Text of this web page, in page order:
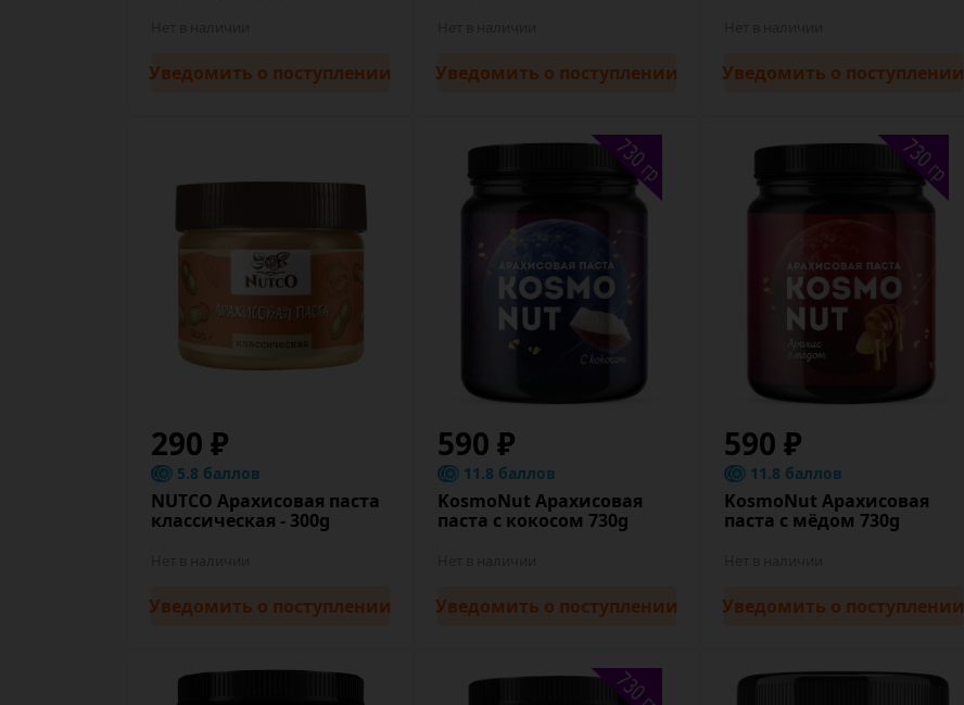
Уведомить о поступлении Уведомить о поступлении Уведомить о поступлении
290 ₽
5.8 баллов
NUTCO Арахисовая паста
классическая - 300g
Уведомить о поступлении
590 ₽
11.8 баллов
KosmoNut Арахисовая
паста с кокосом 730g
Уведомить о поступлении
590 ₽
11.8 баллов
KosmoNut Арахисовая
паста с мёдом 730g
Уведомить о поступлении